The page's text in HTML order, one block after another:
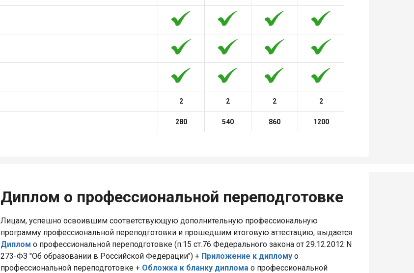
2 2 2 2
280 540 860 1200
Диплом о профессиональной переподготовке
Лицам, успешно освоившим соответствующую дополнительную профессиональную
программу профессиональной переподготовки и прошедшим итоговую аттестацию, выдается
Диплом о профессиональной переподготовке (п.15 ст.76 Федерального закона от 29.12.2012 N
273-ФЗ "Об образовании в Российской Федерации") + Приложение к диплому о
профессиональной переподготовке + Обложка к бланку диплома о профессиональной